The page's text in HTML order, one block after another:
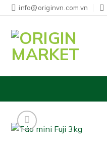
qua
info@originvn.com.vn